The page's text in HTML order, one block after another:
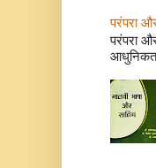
परंपरा
परंपरा